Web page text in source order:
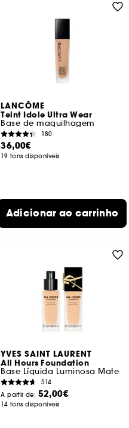
LANCÔME
Teint Idole Ultra Wear
Base de maquilhagem
180
36,00€
19 tons disponíveis
Adicionar ao carrinho
YVES SAINT LAURENT
All Hours Foundation
Base Líquida Luminosa Mate
514
A partir de: 52,00€
14 tons disponíveis